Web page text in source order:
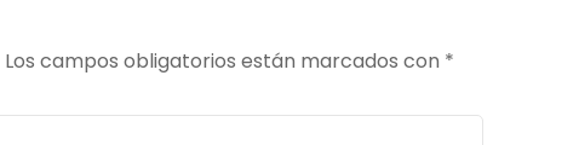
Los campos obligatorios están marcados con *